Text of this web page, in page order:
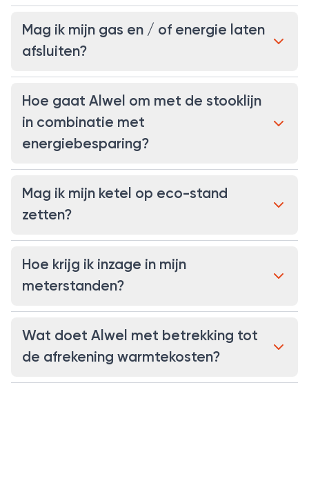
Mag ik mijn gas en / of energie laten
afsluiten?
Hoe gaat Alwel om met de stooklijn
in combinatie met
energiebesparing?
Mag ik mijn ketel op eco-stand
zetten?
Hoe krijg ik inzage in mijn
meterstanden?
Wat doet Alwel met betrekking tot
de afrekening warmtekosten?